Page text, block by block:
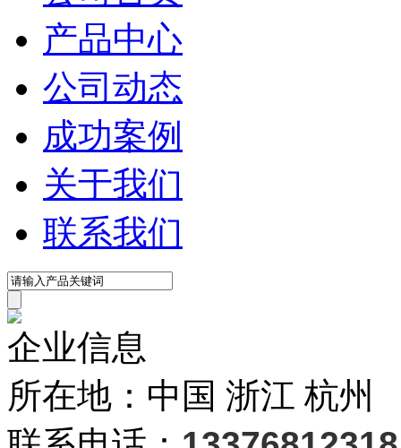
公司首页
产品中心
公司动态
成功案例
关于我们
联系我们
企业信息
所在地：中国 浙江 杭州